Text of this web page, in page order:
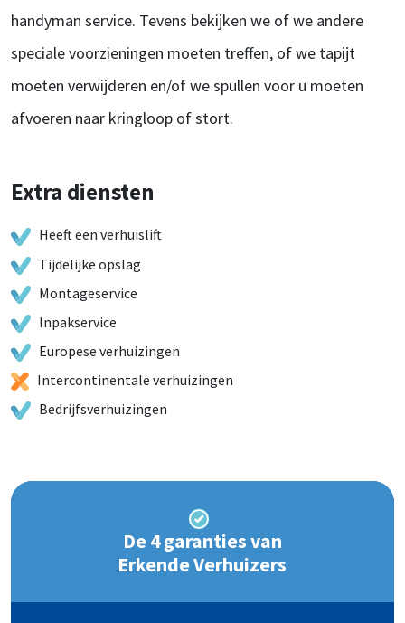
handyman service. Tevens bekijken we of we andere
speciale voorzieningen moeten treffen, of we tapijt
moeten verwijderen en/of we spullen voor u moeten
afvoeren naar kringloop of stort.
Extra diensten
Heeft een verhuislift
Tijdelijke opslag
Montageservice
Inpakservice
Europese verhuizingen
Intercontinentale verhuizingen
Bedrijfsverhuizingen
De 4 garanties van
Erkende Verhuizers